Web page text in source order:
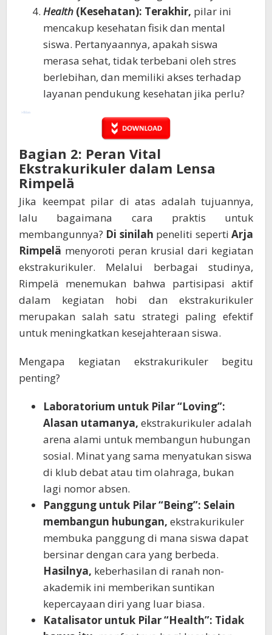
Health (Kesehatan): Terakhir, pilar ini
mencakup kesehatan fisik dan mental
siswa. Pertanyaannya, apakah siswa
merasa sehat, tidak terbebani oleh stres
berlebihan, dan memiliki akses terhadap
layanan pendukung kesehatan jika perlu?
Bagian 2: Peran Vital
Ekstrakurikuler dalam Lensa
Rimpelä
Jika keempat pilar di atas adalah tujuannya,
lalu bagaimana cara praktis untuk
membangunnya? Di sinilah peneliti sepertiArja
Rimpelä menyoroti peran krusial dari kegiatan
ekstrakurikuler. Melalui berbagai studinya,
Rimpelä menemukan bahwa partisipasi aktif
dalam kegiatan hobi dan ekstrakurikuler
merupakan salah satu strategi paling efektif
untuk meningkatkan kesejahteraan siswa.
Mengapa kegiatan ekstrakurikuler begitu
penting?
Laboratorium untuk Pilar “Loving”:
Alasan utamanya, ekstrakurikuler adalah
arena alami untuk membangun hubungan
sosial. Minat yang sama menyatukan siswa
di klub debat atau tim olahraga, bukan
lagi nomor absen.
Panggung untuk Pilar “Being”: Selain
membangun hubungan, ekstrakurikuler
membuka panggung di mana siswa dapat
bersinar dengan cara yang berbeda.
Hasilnya, keberhasilan di ranah non-
akademik ini memberikan suntikan
kepercayaan diri yang luar biasa.
Katalisator untuk Pilar “Health”: Tidak